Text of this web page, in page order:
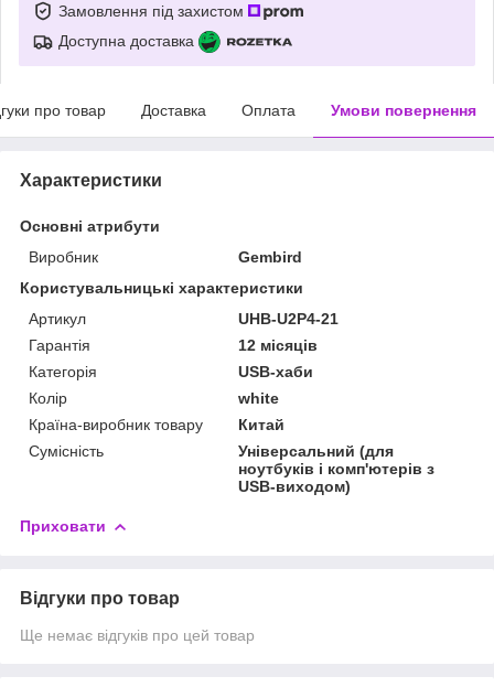
Замовлення під захистом
Доступна доставка
про товар Доставка Оплата Умови повернення
Характеристики
Основні атрибути
Виробник
Gembird
Користувальницькі характеристики
Артикул
UHB-U2P4-21
Гарантія
12 місяців
Категорія
USB-хаби
Колір
white
Країна-виробник товару
Китай
Сумісність
Універсальний (для
ноутбуків і комп'ютерів з
USB-виходом)
Приховати
Відгуки про товар
Ще немає відгуків про цей товар